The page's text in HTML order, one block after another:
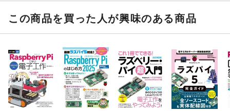
2-4 初期設定と動作確認を行おう
2-5 ネットワークを設定しよう
●第3章 デスクトップパソコンとして活用しよう
この商品を買った人が興味のある商品